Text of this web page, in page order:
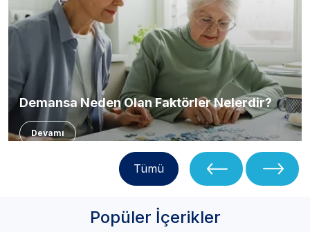
Demansa Neden Olan Faktörler Nelerdir?
Devamı
Tümü
Popüler İçerikler